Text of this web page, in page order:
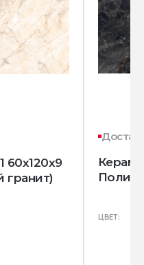
60x120x9
гранит)
Полир.
ЦВЕТ: